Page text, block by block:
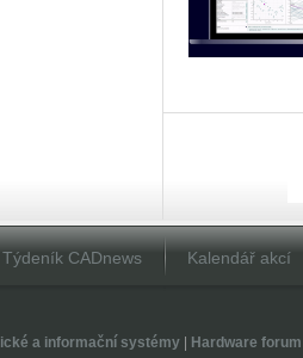
Týdeník CADnews Kalendář akcí
a informační systémy| Hardware forum